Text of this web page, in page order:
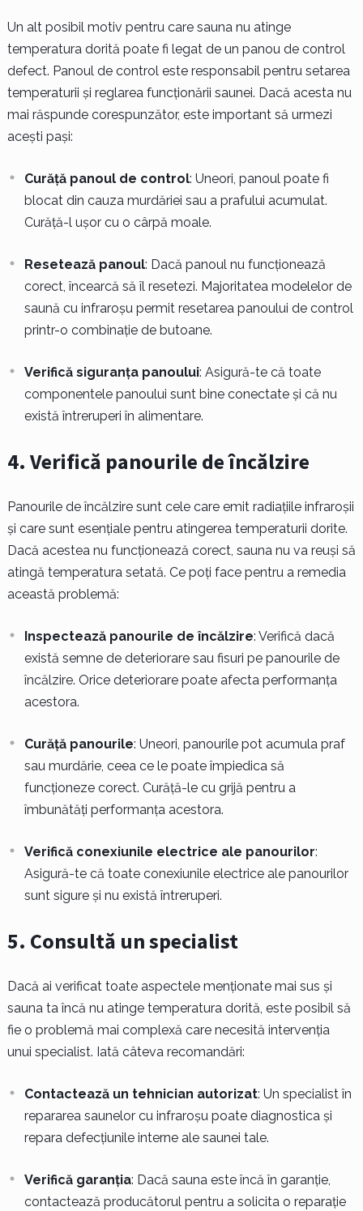
Un alt posibil motiv pentru care sauna nu atinge
temperatura dorită poate fi legat de un panou de control
defect. Panoul de control este responsabil pentru setarea
temperaturii și reglarea funcționării saunei. Dacă acesta nu
mai răspunde corespunzător, este important să urmezi
acești pași:
Curăță panoul de control: Uneori, panoul poate fi
blocat din cauza murdăriei sau a prafului acumulat.
Curăță-l ușor cu o cârpă moale.
Resetează panoul: Dacă panoul nu funcționează
corect, încearcă să îl resetezi. Majoritatea modelelor de
saună cu infraroșu permit resetarea panoului de control
printr-o combinație de butoane.
Verifică siguranța panoului: Asigură-te că toate
componentele panoului sunt bine conectate și că nu
există întreruperi în alimentare.
4. Verifică panourile de încălzire
Panourile de încălzire sunt cele care emit radiațiile infraroșii
și care sunt esențiale pentru atingerea temperaturii dorite.
Dacă acestea nu funcționează corect, sauna nu va reuși să
atingă temperatura setată. Ce poți face pentru a remedia
această problemă:
Inspectează panourile de încălzire: Verifică dacă
există semne de deteriorare sau fisuri pe panourile de
încălzire. Orice deteriorare poate afecta performanța
acestora.
Curăță panourile: Uneori, panourile pot acumula praf
sau murdărie, ceea ce le poate împiedica să
funcționeze corect. Curăță-le cu grijă pentru a
îmbunătăți performanța acestora.
Verifică conexiunile electrice ale panourilor:
Asigură-te că toate conexiunile electrice ale panourilor
sunt sigure și nu există întreruperi.
5. Consultă un specialist
Dacă ai verificat toate aspectele menționate mai sus și
sauna ta încă nu atinge temperatura dorită, este posibil să
fie o problemă mai complexă care necesită intervenția
unui specialist. Iată câteva recomandări:
Contactează un tehnician autorizat: Un specialist în
repararea saunelor cu infraroșu poate diagnostica și
repara defecțiunile interne ale saunei tale.
Verifică garanția: Dacă sauna este încă în garanție,
contactează producătorul pentru a solicita o reparație